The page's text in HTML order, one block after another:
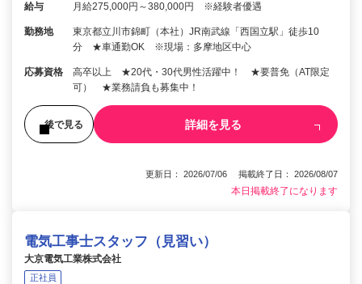
給与 月給275,000円～380,000円 ※経験者優遇
勤務地
東京都立川市錦町（本社）JR南武線「西国立駅」徒歩10
分 ★車通勤OK ※現場：多摩地区中心
応募資格
高卒以上 ★20代・30代男性活躍中！ ★要普免（AT限定
可） ★業務請負も募集中！
後で見る 詳細を見る
更新日： 2026/07/06 掲載終了日： 2026/08/07
本日掲載終了になります
電気工事士スタッフ（見習い）
大京電気工業株式会社
正社員